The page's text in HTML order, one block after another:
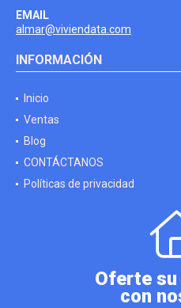
EMAIL
almar@viviendata.com
INFORMACIÓN
Inicio
Ventas
Blog
CONTÁCTANOS
Políticas de privacidad
Oferte su
con